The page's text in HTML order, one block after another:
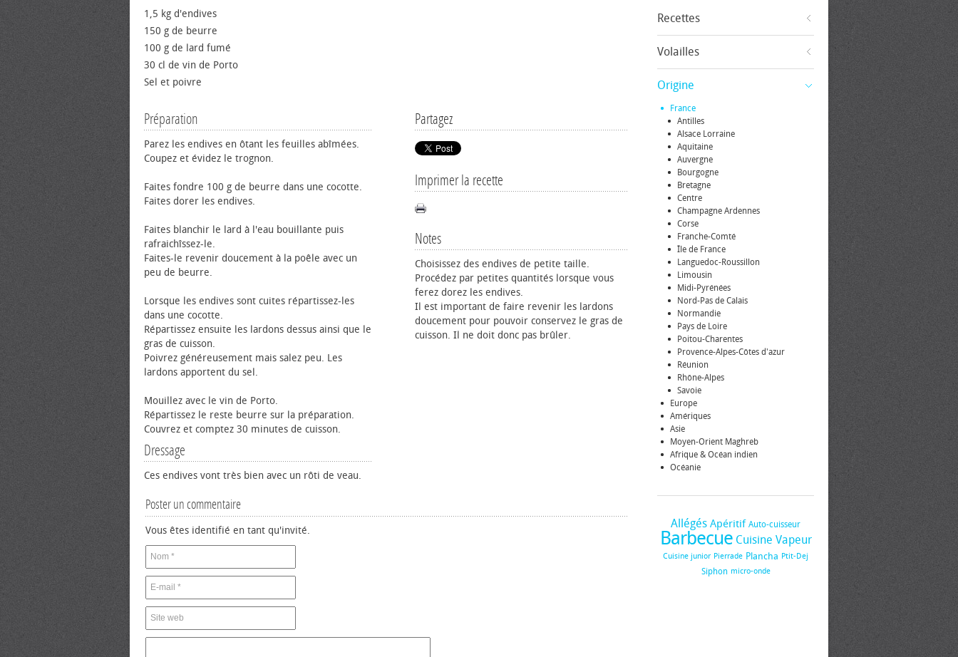
1,5 kg d'endives
150 g de beurre
100 g de lard fumé
30 cl de vin de Porto
Sel et poivre
Partagez
Imprimer la recette
Notes
Choisissez des endives de petite taille.
Procédez par petites quantités lorsque vous
ferez dorez les endives.
Il est important de faire revenir les lardons
doucement pour pouvoir conservez le gras de
cuisson. Il ne doit donc pas brûler.
Préparation
Parez les endives en ôtant les feuilles abîmées.
Coupez et évidez le trognon.
Faites fondre 100 g de beurre dans une cocotte.
Faites dorer les endives.
Faites blanchir le lard à l'eau bouillante puis
rafraichîssez-le.
Faites-le revenir doucement à la poêle avec un
peu de beurre.
Lorsque les endives sont cuites répartissez-les
dans une cocotte.
Répartissez ensuite les lardons dessus ainsi que le
gras de cuisson.
Poivrez généreusement mais salez peu. Les
lardons apportent du sel.
Mouillez avec le vin de Porto.
Répartissez le reste beurre sur la préparation.
Couvrez et comptez 30 minutes de cuisson.
Dressage
Ces endives vont très bien avec un rôti de veau.
Poster un commentaire
Vous êtes identifié en tant qu'invité.
Recettes
Volailles
Origine
France
Antilles
Alsace Lorraine
Aquitaine
Auvergne
Bourgogne
Bretagne
Centre
Champagne Ardennes
Corse
Franche-Comté
Île de France
Languedoc-Roussillon
Limousin
Midi-Pyrénées
Nord-Pas de Calais
Normandie
Pays de Loire
Poitou-Charentes
Provence-Alpes-Côtes d'azur
Réunion
Rhône-Alpes
Savoie
Europe
Amériques
Asie
Moyen-Orient Maghreb
Afrique & Océan indien
Océanie
Allégés Apéritif Auto-cuisseur
Barbecue Cuisine Vapeur
Cuisine junior Pierrade Plancha Ptit-Dej
Siphon micro-onde